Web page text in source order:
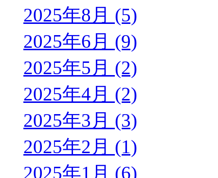
2025年8月 (5)
2025年6月 (9)
2025年5月 (2)
2025年4月 (2)
2025年3月 (3)
2025年2月 (1)
2025年1月 (6)